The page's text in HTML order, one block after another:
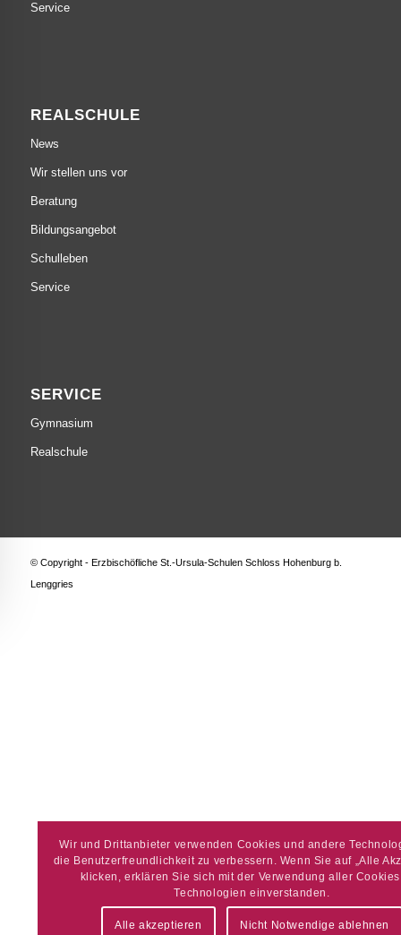
Service
REALSCHULE
News
Wir stellen uns vor
Beratung
Bildungsangebot
Schulleben
Service
SERVICE
Gymnasium
Realschule
© Copyright - Erzbischöfliche St.-Ursula-Schulen Schloss Hohenburg b.
Lenggries
Wir und Drittanbieter verwenden Cookies und andere
die Benutzerfreundlichkeit zu verbessern. Wenn Sie auf „Alle
klicken, erklären Sie sich mit der Verwendung aller
Technologien einverstanden.
Alle akzeptieren Nicht Notwendige ablehnen